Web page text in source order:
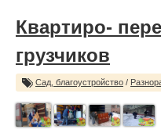
Квартиро-
грузчиков
Сад, благоустройство /